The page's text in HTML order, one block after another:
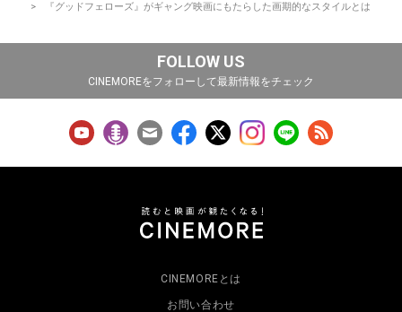
『グッドフェローズ』がギャング映画にもたらした画期的なスタイルとは
FOLLOW US
CINEMOREをフォローして最新情報をチェック
CINEMOREとは
お問い合わせ